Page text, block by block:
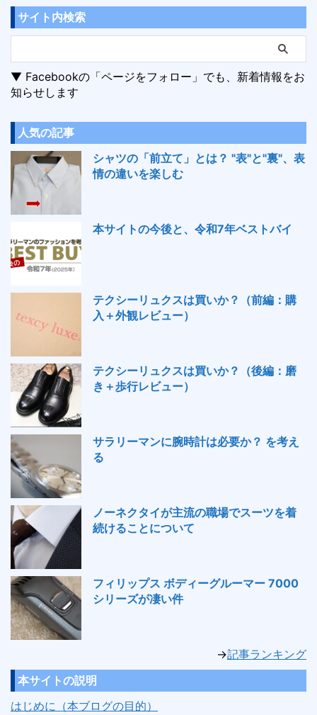
サイト内検索
▼ Facebookの「ページをフォロー」でも、新着情報をお
知らせします
人気の記事
シャツの「前立て」とは？ "表"と"裏"、表
情の違いを楽しむ
本サイトの今後と、令和7年ベストバイ
テクシーリュクスは買いか？（前編：購
入＋外観レビュー）
テクシーリュクスは買いか？（後編：磨
き＋歩行レビュー）
サラリーマンに腕時計は必要か？ を考え
る
ノーネクタイが主流の職場でスーツを着
続けることについて
フィリップス ボディーグルーマー 7000
シリーズが凄い件
→記事ランキング
本サイトの説明
はじめに（本ブログの目的）